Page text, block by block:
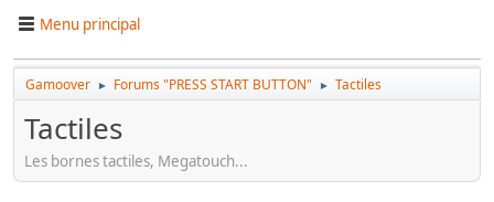
Menu principal
Gamoover ► Forums "PRESS START BUTTON" ► Tactiles
Tactiles
Les bornes tactiles, Megatouch...